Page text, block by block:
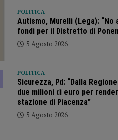
POLITICA
Autismo, Murelli (Lega): “No
fondi per il Distretto di
5 Agosto 2026
POLITICA
Sicurezza, Pd: “Dalla
due milioni di euro per
stazione di Piacenza”
5 Agosto 2026